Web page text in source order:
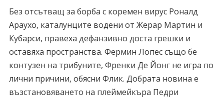
Без отсътващ за борба с коремен вирус Роналд
Араухо, каталунците водени от Жерар Мартин и
Кубарси, правеха дефанзивно доста грешки и
оставяха пространства. Фермин Лопес също бе
контузен на трибуните, Френки Де Йонг не игра по
лични причини, обясни Флик. Добрата новина е
възстановяването на плеймейкъра Педри